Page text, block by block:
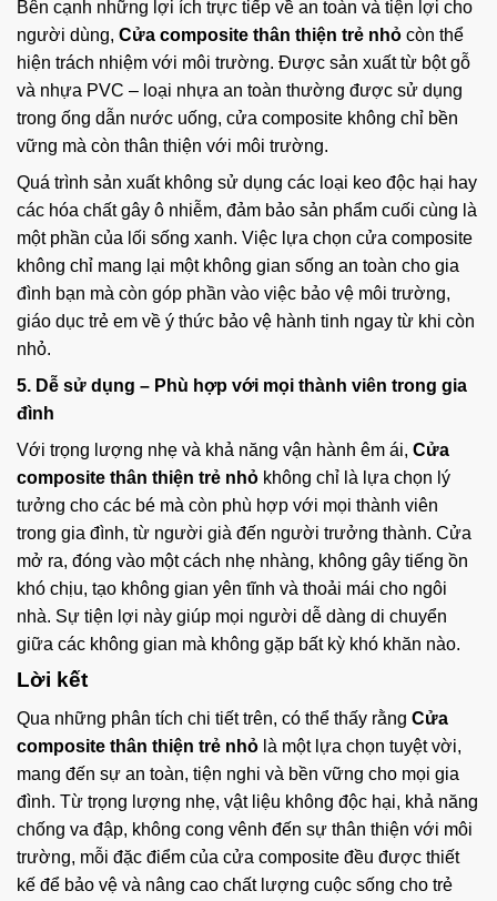
Bên cạnh những lợi ích trực tiếp về an toàn và tiện lợi cho
người dùng, Cửa composite thân thiện trẻ nhỏ còn thể
hiện trách nhiệm với môi trường. Được sản xuất từ bột gỗ
và nhựa PVC – loại nhựa an toàn thường được sử dụng
trong ống dẫn nước uống, cửa composite không chỉ bền
vững mà còn thân thiện với môi trường.
Quá trình sản xuất không sử dụng các loại keo độc hại hay
các hóa chất gây ô nhiễm, đảm bảo sản phẩm cuối cùng là
một phần của lối sống xanh. Việc lựa chọn cửa composite
không chỉ mang lại một không gian sống an toàn cho gia
đình bạn mà còn góp phần vào việc bảo vệ môi trường,
giáo dục trẻ em về ý thức bảo vệ hành tinh ngay từ khi còn
nhỏ.
5. Dễ sử dụng – Phù hợp với mọi thành viên trong gia
đình
Với trọng lượng nhẹ và khả năng vận hành êm ái, Cửa
composite thân thiện trẻ nhỏ không chỉ là lựa chọn lý
tưởng cho các bé mà còn phù hợp với mọi thành viên
trong gia đình, từ người già đến người trưởng thành. Cửa
mở ra, đóng vào một cách nhẹ nhàng, không gây tiếng ồn
khó chịu, tạo không gian yên tĩnh và thoải mái cho ngôi
nhà. Sự tiện lợi này giúp mọi người dễ dàng di chuyển
giữa các không gian mà không gặp bất kỳ khó khăn nào.
Lời kết
Qua những phân tích chi tiết trên, có thể thấy rằng Cửa
composite thân thiện trẻ nhỏ là một lựa chọn tuyệt vời,
mang đến sự an toàn, tiện nghi và bền vững cho mọi gia
đình. Từ trọng lượng nhẹ, vật liệu không độc hại, khả năng
chống va đập, không cong vênh đến sự thân thiện với môi
trường, mỗi đặc điểm của cửa composite đều được thiết
kế để bảo vệ và nâng cao chất lượng cuộc sống cho trẻ